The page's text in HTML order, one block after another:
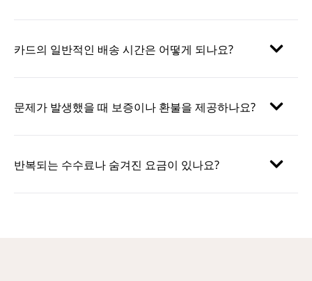
카드의 일반적인 배송 시간은 어떻게 되나요?
문제가 발생했을 때 보증이나 환불을 제공하나요?
반복되는 수수료나 숨겨진 요금이 있나요?